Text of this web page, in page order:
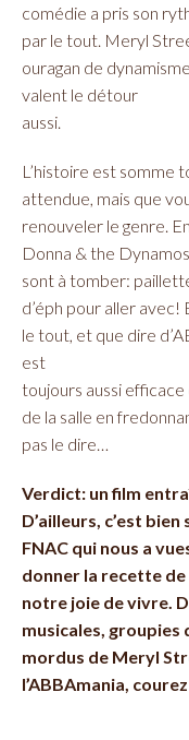
comédie a pris son
par le tout. Meryl
ouragan de
valent le détour
aussi.
L’histoire est somme
attendue, mais que
renouveler le genre.
Donna & the Dynamos
sont à tomber:
d’éph pour aller
le tout, et que dire
est
toujours aussi
de la salle en
pas le dire…
Verdict: un film
D’ailleurs, c’est
FNAC qui nous a
donner la recette de
notre joie de vivre.
musicales, groupies
mordus de Meryl
l’ABBAmania,